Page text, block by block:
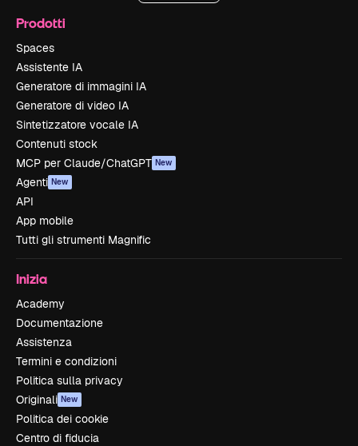
Prodotti
Spaces
Assistente IA
Generatore di immagini IA
Generatore di video IA
Sintetizzatore vocale IA
Contenuti stock
MCP per Claude/ChatGPT New
Agenti New
API
App mobile
Tutti gli strumenti Magnific
Inizia
Academy
Documentazione
Assistenza
Termini e condizioni
Politica sulla privacy
Originali New
Politica dei cookie
Centro di fiducia